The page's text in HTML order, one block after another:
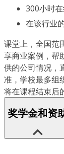
300小时
在该行业
课堂上，全国范
享商业案例，帮
供的公司情况，
准，学校最多组
将在课程结束后
奖学金和资